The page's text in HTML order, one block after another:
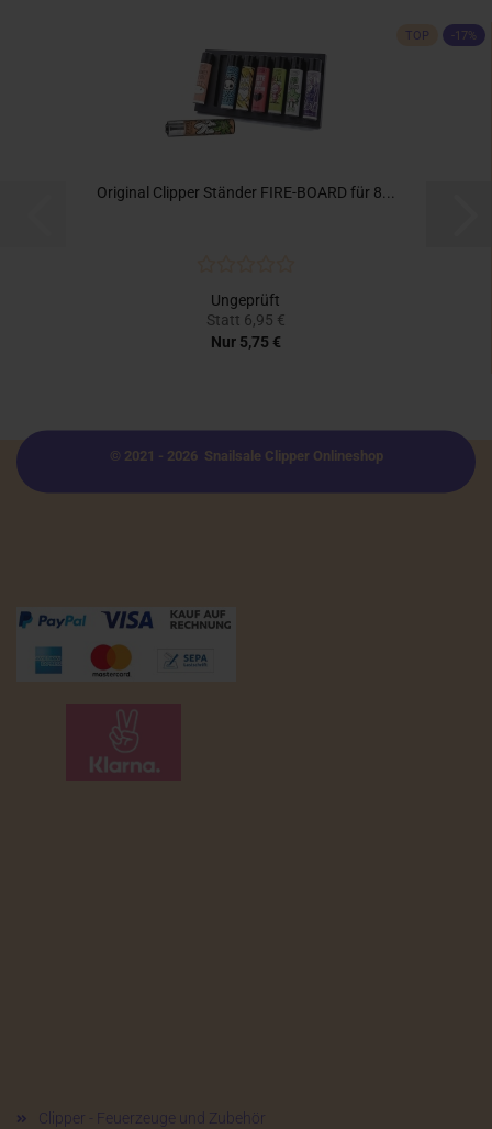
TOP -17%
Original Clipper Ständer FIRE-BOARD für 8...
Ungeprüft
Statt 6,95 €
Nur 5,75 €
© 2021 - 2026 Snailsale Clipper Onlineshop
Clipper - Feuerzeuge und Zubehör